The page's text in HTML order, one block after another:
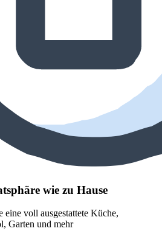
wie zu Hause
eine voll ausgestattete Küche,
Garten und mehr